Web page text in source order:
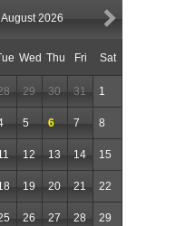
August 2026
Wed Thu Fri Sat
29 30 31 1
5 6 7 8
12 13 14 15
19 20 21 22
26 27 28 29